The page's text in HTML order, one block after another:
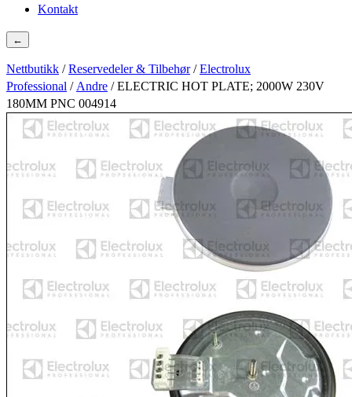
Kontakt
←
Nettbutikk /Reservedeler & Tilbehør/Electrolux
Professional / Andre / ELECTRIC HOT PLATE; 2000W 230V
180MM PNC 004914